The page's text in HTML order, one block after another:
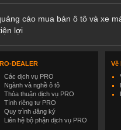
cáo mua bán ô tô và xe
lợi
DEALER
Các dịch vụ PRO
Ngành và nghề ô tô
Thỏa thuận dịch vụ PRO
Tính riêng tư PRO
Quy trình đăng ký
Liên hệ bộ phận dịch vụ PRO
Về